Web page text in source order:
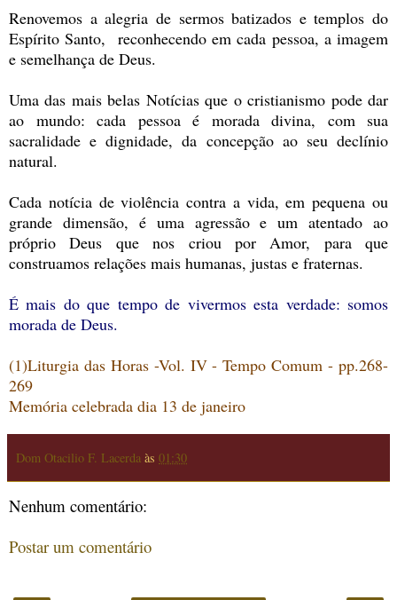
Renovemos a alegria de sermos batizados e templos do
Espírito Santo, reconhecendo em cada pessoa, a imagem
e semelhança de Deus.
Uma das mais belas Notícias que o cristianismo pode dar
ao mundo: cada pessoa é morada divina, com sua
sacralidade e dignidade, da concepção ao seu declínio
natural.
Cada notícia de violência contra a vida, em pequena ou
grande dimensão, é uma agressão e um atentado ao
próprio Deus que nos criou por Amor, para que
construamos relações mais humanas, justas e fraternas.
É mais do que tempo de vivermos esta verdade: somos
morada de Deus.
(1)Liturgia das Horas -Vol. IV - Tempo Comum - pp.268-
269
Memória celebrada dia 13 de janeiro
Dom Otacilio F. Lacerda às 01:30
Nenhum comentário:
Postar um comentário